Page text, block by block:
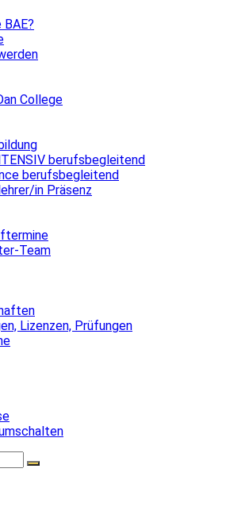
College
berufsbegleitend
berufsbegleitend
in Präsenz
Team
Lizenzen, Prüfungen